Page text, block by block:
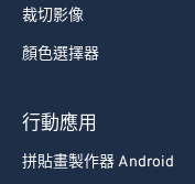
裁切影像
顏色選擇器
行動應用
拼貼畫製作器 Android